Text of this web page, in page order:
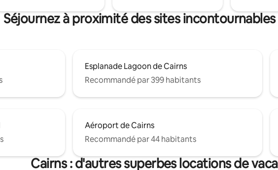
directement pour économiser.
Séjournez à proximité des sites incontournables
Esplanade Lagoon de Cairns
Recommandé par 399 habitants
Aéroport de Cairns
Recommandé par 44 habitants
Cairns : d'autres superbes locations de